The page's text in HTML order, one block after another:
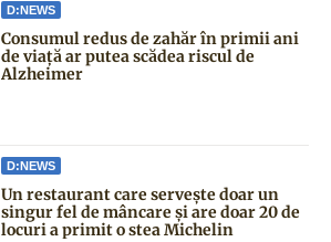
D:NEWS
Consumul redus de zahăr în primii ani
de viață ar putea scădea riscul de
Alzheimer
D:NEWS
Un restaurant care servește doar un
singur fel de mâncare și are doar 20 de
locuri a primit o stea Michelin